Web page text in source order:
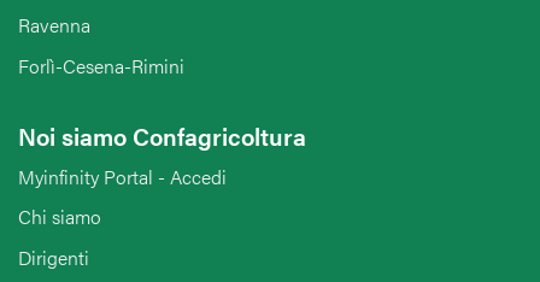
Ravenna
Forlì-Cesena-Rimini
Noi siamo Confagricoltura
Myinfinity Portal - Accedi
Chi siamo
Dirigenti